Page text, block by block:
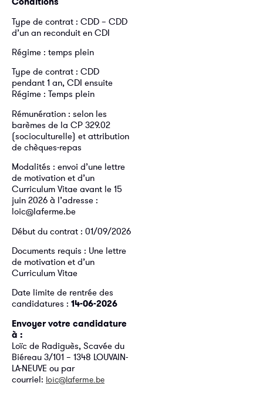
Type de contrat : CDD – CDD
d’un an reconduit en CDI
Régime : temps plein
Type de contrat : CDD
pendant 1 an, CDI ensuite
Régime : Temps plein
Rémunération : selon les
barèmes de la CP 329.02
(socioculturelle) et attribution
de chèques-repas
Modalités : envoi d’une lettre
de motivation et d’un
Curriculum Vitae avant le 15
juin 2026 à l’adresse :
loic@laferme.be
Début du contrat : 01/09/2026
Documents requis : Une lettre
de motivation et d’un
Curriculum Vitae
Date limite de rentrée des
candidatures : 14-06-2026
Envoyer votre candidature
à :
Loïc de Radiguès, Scavée du
Biéreau 3/101 – 1348 LOUVAIN-
LA-NEUVE ou par
courriel: loic@laferme.be